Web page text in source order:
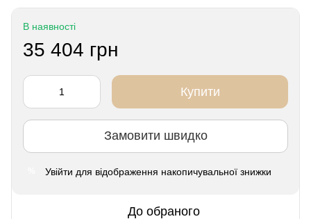
В наявності
35 404 грн
Купити
Замовити швидко
Увійти для відображення накопичувальної знижки
До обраного